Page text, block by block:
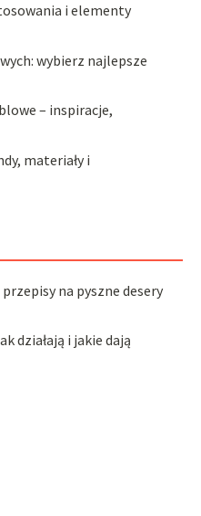
i elementy
wybierz najlepsze
– inspiracje,
materiały i
na pyszne desery
działają i jakie dają